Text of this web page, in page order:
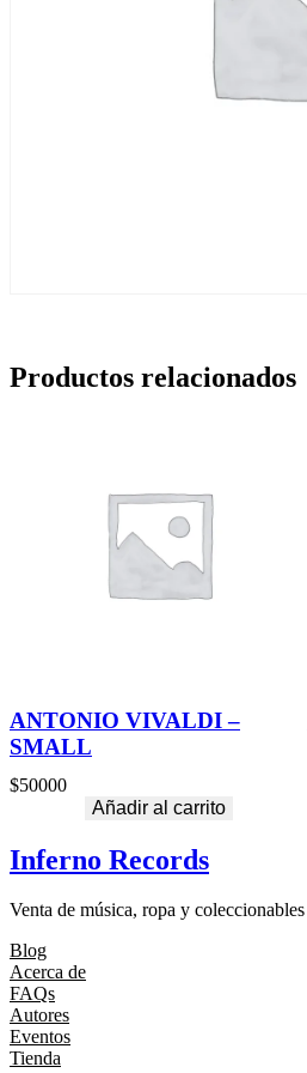
Productos relacionados
ANTONIO VIVALDI –
SMALL
$50000
Añadir al carrito
Inferno Records
Venta de música, ropa y coleccionables
Blog
Acerca de
FAQs
Autores
Eventos
Tienda